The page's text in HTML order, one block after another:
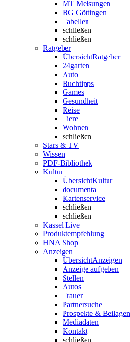
MT Melsungen
BG Göttingen
Tabellen
schließen
schließen
Ratgeber
ÜbersichtRatgeber
24garten
Auto
Buchtipps
Games
Gesundheit
Reise
Tiere
Wohnen
schließen
Stars & TV
Wissen
PDF-Bibliothek
Kultur
ÜbersichtKultur
documenta
Kartenservice
schließen
schließen
Kassel Live
Produktempfehlung
HNA Shop
Anzeigen
ÜbersichtAnzeigen
Anzeige aufgeben
Stellen
Autos
Trauer
Partnersuche
Prospekte & Beilagen
Mediadaten
Kontakt
schließen